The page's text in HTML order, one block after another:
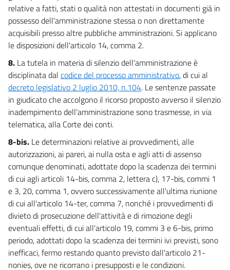
relative a fatti, stati o qualità non attestati in documenti già in
possesso dell'amministrazione stessa o non direttamente
acquisibili presso altre pubbliche amministrazioni. Si applicano
le disposizioni dell'articolo 14, comma 2.
8. La tutela in materia di silenzio dell'amministrazione è
disciplinata dal codice del processo amministrativo, di cui al
decreto legislativo 2 luglio 2010, n.104. Le sentenze passate
in giudicato che accolgono il ricorso proposto avverso il silenzio
inadempimento dell'amministrazione sono trasmesse, in via
telematica, alla Corte dei conti.
8-bis. Le determinazioni relative ai provvedimenti, alle
autorizzazioni, ai pareri, ai nulla osta e agli atti di assenso
comunque denominati, adottate dopo la scadenza dei termini
di cui agli articoli 14-bis, comma 2, lettera c), 17-bis, commi 1
e 3, 20, comma 1, ovvero successivamente all'ultima riunione
di cui all'articolo 14-ter, comma 7, nonché i provvedimenti di
divieto di prosecuzione dell'attività e di rimozione degli
eventuali effetti, di cui all'articolo 19, commi 3 e 6-bis, primo
periodo, adottati dopo la scadenza dei termini ivi previsti, sono
inefficaci, fermo restando quanto previsto dall'articolo 21-
nonies, ove ne ricorrano i presupposti e le condizioni.